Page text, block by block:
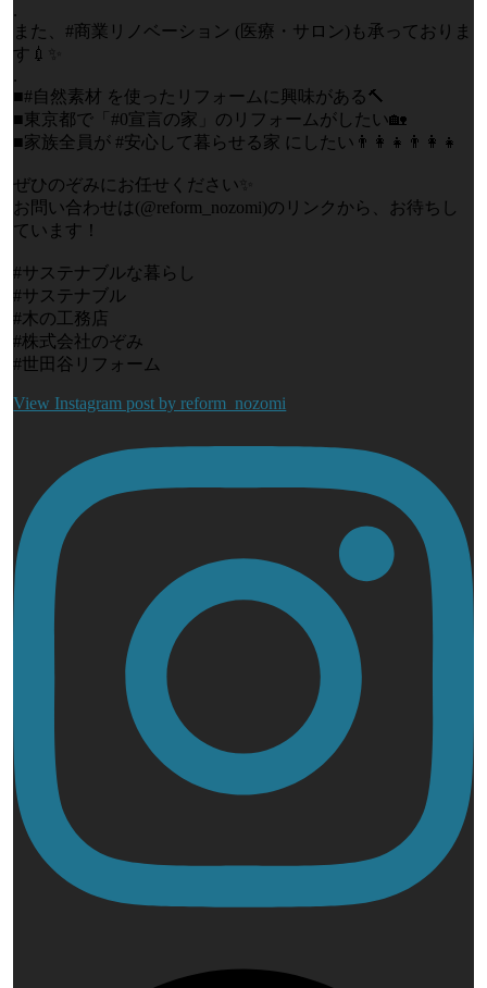
.
また、#商業リノベーション (医療・サロン)も承っておりま
す💉✨
.
■#自然素材 を使ったリフォームに興味がある🔨
■東京都で「#0宣言の家」のリフォームがしたい🏡
■家族全員が #安心して暮らせる家 にしたい👨‍👩‍👧👨‍👩‍👧
ぜひのぞみにお任せください✨
お問い合わせは(@reform_nozomi)のリンクから、お待ちし
ています！
#サステナブルな暮らし
#サステナブル
#木の工務店
#株式会社のぞみ
#世田谷リフォーム
View Instagram post by reform_nozomi